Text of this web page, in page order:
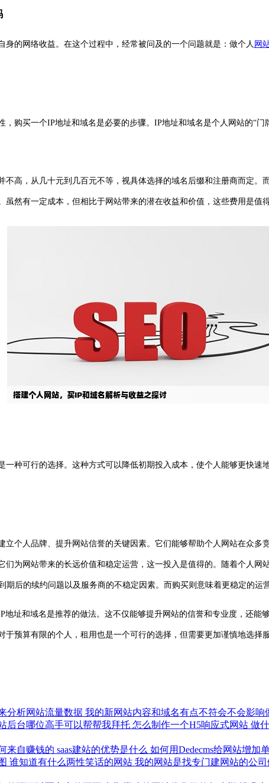
身的网络收益。在这个过程中，经常被问及的一个问题就是：做个人 网
购买一个IP地址和域名是必要的步骤。IP地址和域名是个人网站的“门
高，从几十元到几百元不等，视具体选择的域名后缀和注册商而定
然有一定成本，但相比于网站带来的潜在收益和价值，这些费用是值得
种可行的选择。这种方式可以降低初期投入成本，使个人能够更快
个人品牌、提升网站信誉的关键因素。它们能够帮助个人网站在众多
网站带来的长远价值和稳定运营，这一投入是值得的。随着个人网
的续约问题以及服务商的不稳定因素。而购买则意味着更稳定的运
址和域名是推荐的做法。这不仅能够提升网站的信誉和专业度，还
预算有限的个人，租用也是一个可行的选择，但需要更加谨慎地选择
分析网站流量数据 我的新网站内容和域名有点不符会不会影响
后台哪位高手可以帮帮我拜托 怎么制作一个H5响应式网站 做
来自赚钱的 saas建站的优势是什么 如何用Dedecms给网站增加
谁知道有什么两性笑话的网站 我的网站是找专门建网站的公